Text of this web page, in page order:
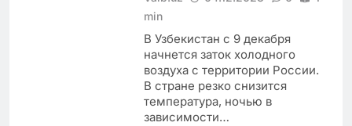
min
В Узбекистан с 9 декабря
начнется заток холодного
воздуха с территории России.
В стране резко снизится
температура, ночью в
зависимости…